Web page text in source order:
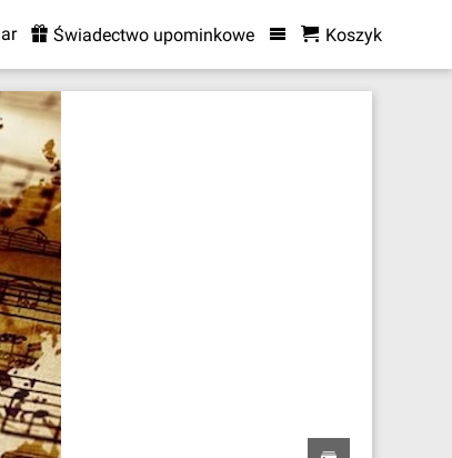
Świadectwo upominkowe Koszyk